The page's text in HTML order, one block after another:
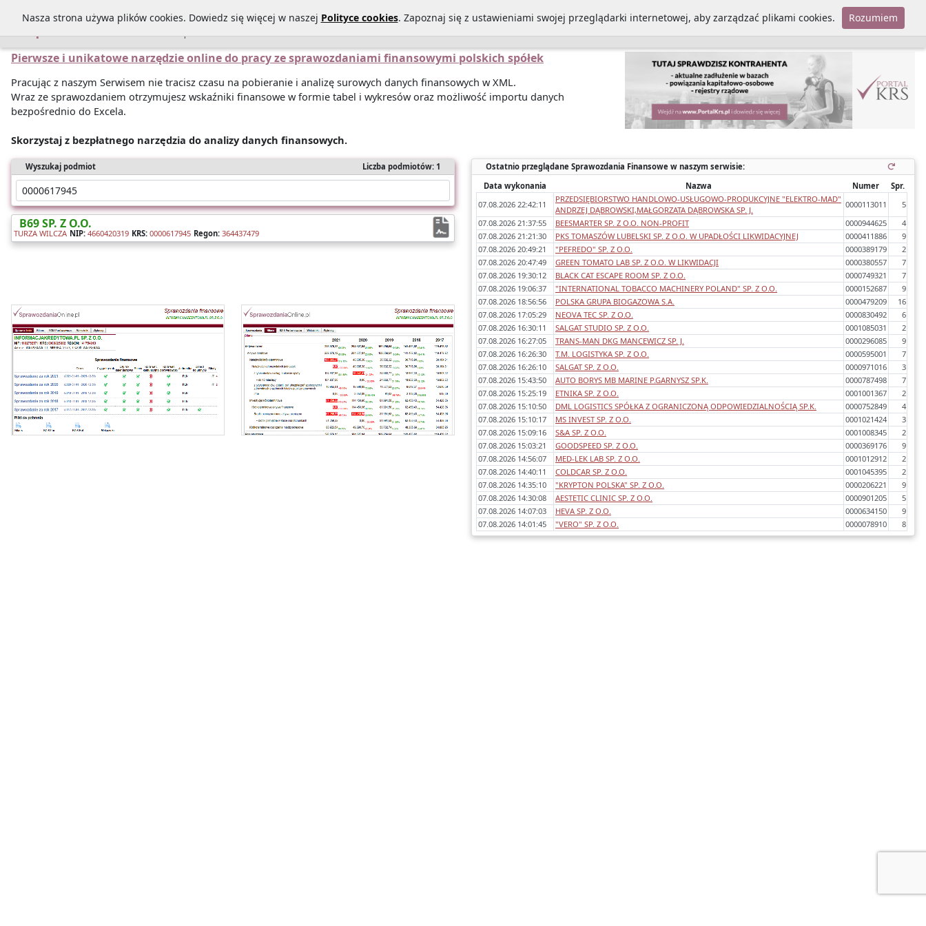
Sprawozdania Statystyki sprawozdań O Nas Kontakt Polityka prywatności Polityka cookies
Pierwsze i unikatowe narzędzie online do pracy ze sprawozdaniami finansowymi polskich spółek
Pracując z naszym Serwisem nie tracisz czasu na pobieranie i analizę surowych danych finansowych w XML.
Wraz ze sprawozdaniem otrzymujesz wskaźniki finansowe w formie tabel i wykresów oraz możliwość importu danych
bezpośrednio do Excela.
Skorzystaj z bezpłatnego narzędzia do analizy danych finansowych.
Wyszukaj podmiot Liczba podmiotów: 1
B69 SP. Z O.O.
TURZA WILCZA NIP: 4660420319 KRS: 0000617945 Regon: 364437479
Oferujemy dostęp online do bazy składającej się z
ponad 1 mln sprawozdań dla ponad 400 tys.
Nasz raport zawiera:
- identyfikację podmiotu,
- bilanse i rachunki wyników,
- wyliczone wskaźniki (tabela i wykresy).
Możesz importować dane bezpośrednio do
Każde sprawozdanie uwzględnia:
- okres którego dotyczy,
- zawartość (bilans, rachunek wyników
porównawczy/kalkulacyjny),
- zidentyfikowane błędy/ostrzeżenia w
sprawozdaniach,
- dynamikę zmiany poszczególnych pozycji rok do
roku.
Ostatnio przeglądane Sprawozdania Finansowe w naszym serwisie:
Data wykonania
Nazwa Numer
Spr.
07.08.2026 22:42:11
PRZEDSIĘBIORSTWO HANDLOWO-USŁUGOWO-PRODUKCYJNE "ELEKTRO-MAD"
ANDRZEJ DĄBROWSKI,MAŁGORZATA DĄBROWSKA SP. J.
0000113011
5
07.08.2026 21:37:55
BEESMARTER SP. Z O.O. NON-PROFIT 0000944625
4
07.08.2026 21:21:30
PKS TOMASZÓW LUBELSKI SP. Z O.O. W UPADŁOŚCI LIKWIDACYJNEJ 0000411886
9
07.08.2026 20:49:21
"PEFREDO" SP. Z O.O. 0000389179
2
07.08.2026 20:47:49
GREEN TOMATO LAB SP. Z O.O. W LIKWIDACJI 0000380557
7
07.08.2026 19:30:12
BLACK CAT ESCAPE ROOM SP. Z O.O. 0000749321
7
07.08.2026 19:06:37
"INTERNATIONAL TOBACCO MACHINERY POLAND" SP. Z O.O. 0000152687
9
07.08.2026 18:56:56
POLSKA GRUPA BIOGAZOWA S.A. 0000479209
16
07.08.2026 17:05:29
NEOVA TEC SP. Z O.O. 0000830492
6
07.08.2026 16:30:11
SALGAT STUDIO SP. Z O.O. 0001085031
2
07.08.2026 16:27:05
TRANS-MAN DKG MANCEWICZ SP. J. 0000296085
9
07.08.2026 16:26:30
T.M. LOGISTYKA SP. Z O.O. 0000595001
7
07.08.2026 16:26:10
SALGAT SP. Z O.O. 0000971016
3
07.08.2026 15:43:50
AUTO BORYS MB MARINE P.GARNYSZ SP.K. 0000787498
7
07.08.2026 15:25:19
ETNIKA SP. Z O.O. 0001001367
2
07.08.2026 15:10:50
DML LOGISTICS SPÓŁKA Z OGRANICZONĄ ODPOWIEDZIALNOŚCIĄ SP.K. 0000752849
4
07.08.2026 15:10:17
MS INVEST SP. Z O.O. 0001021424
3
07.08.2026 15:09:16
S&A SP. Z O.O. 0001008345
2
07.08.2026 15:03:21
GOODSPEED SP. Z O.O. 0000369176
9
07.08.2026 14:56:07
MED-LEK LAB SP. Z O.O. 0001012912
2
07.08.2026 14:40:11
COLDCAR SP. Z O.O. 0001045395
2
07.08.2026 14:35:10
"KRYPTON POLSKA" SP. Z O.O. 0000206221
9
07.08.2026 14:30:08
AESTETIC CLINIC SP. Z O.O. 0000901205
5
07.08.2026 14:07:03
HEVA SP. Z O.O. 0000634150
9
07.08.2026 14:01:45
"VERO" SP. Z O.O. 0000078910 8
Nasza strona używa plików cookies. Dowiedz się więcej w naszej Polityce cookies. Zapoznaj się z ustawieniami swojej przeglądarki internetowej, aby zarządzać plikami cookies. Rozumiem